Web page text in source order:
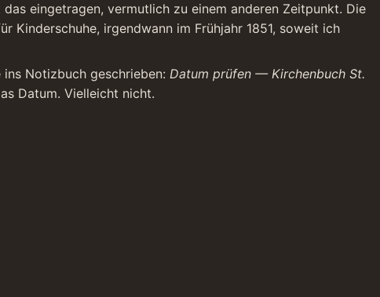
eingetragen, vermutlich zu einem anderen Zeitpunkt. Die
Kinderschuhe, irgendwann im Frühjahr 1851, soweit ich
Notizbuch geschrieben: Datum prüfen — Kirchenbuch St.
Datum. Vielleicht nicht.